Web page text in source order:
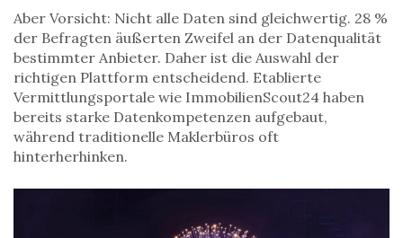
Aber Vorsicht: Nicht alle Daten sind gleichwertig. 28 %
der Befragten äußerten Zweifel an der Datenqualität
bestimmter Anbieter. Daher ist die Auswahl der
richtigen Plattform entscheidend. Etablierte
Vermittlungsportale wie ImmobilienScout24 haben
bereits starke Datenkompetenzen aufgebaut,
während traditionelle Maklerbüros oft
hinterherhinken.